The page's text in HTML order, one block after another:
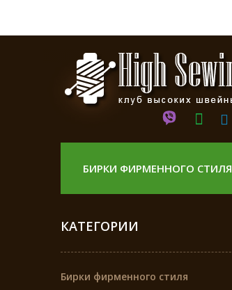
БИРКИ ФИРМЕННОГО СТИЛЯ
КАТЕГОРИИ
Бирки фирменного стиля